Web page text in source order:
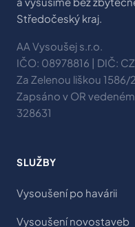
Středočeský kraj.
AA Vysoušej s.r.o.
IČO: 08978816 | DIČ:
Za Zelenou liškou 1586/
Zapsáno v OR
328631
SLUŽBY
Vysoušení po havárii
Vysoušení novostaveb